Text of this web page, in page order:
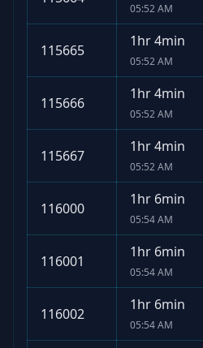
05:52 AM
115665
1hr 4min
05:52 AM
115666
1hr 4min
05:52 AM
115667
1hr 4min
05:52 AM
116000
1hr 6min
05:54 AM
116001
1hr 6min
05:54 AM
116002
1hr 6min
05:54 AM